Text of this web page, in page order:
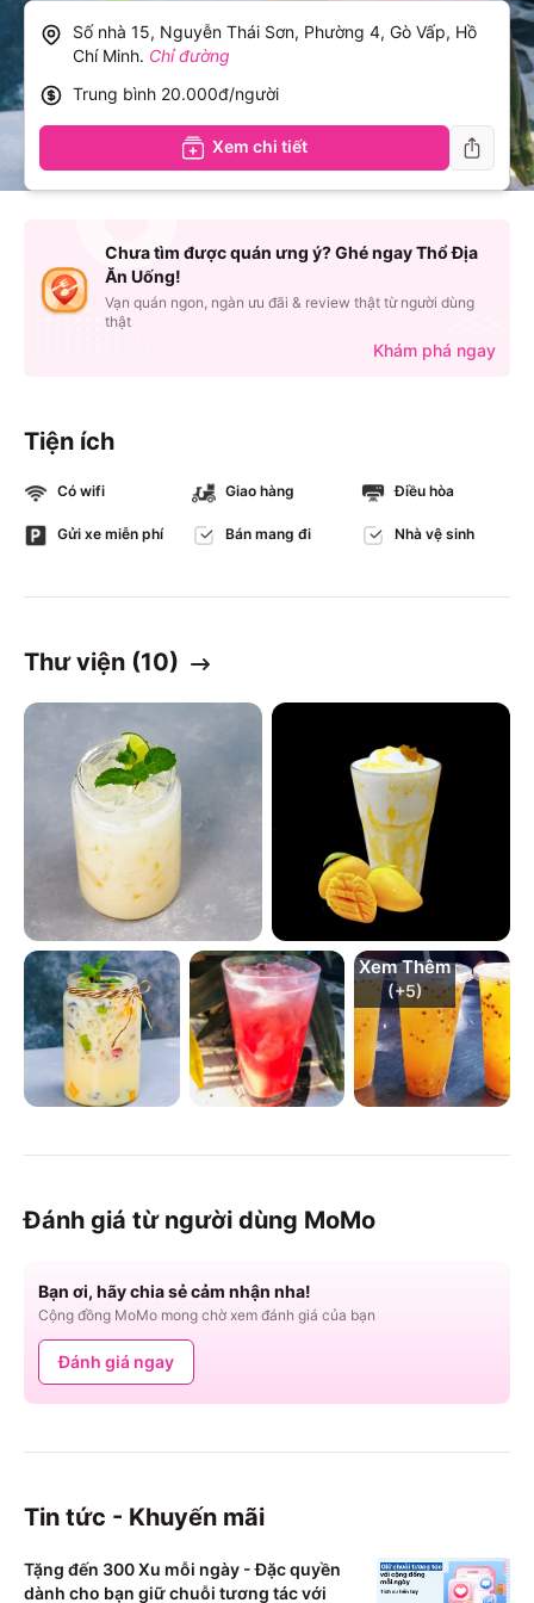
Tiện ích
Có wifi Giao hàng Điều hòa
Gửi xe miễn phí Bán mang đi Nhà vệ sinh
Thư viện (10)
Xem Thêm
(+5)
Đánh giá từ người dùng MoMo
Bạn ơi, hãy chia sẻ cảm nhận nha!
Cộng đồng MoMo mong chờ xem đánh giá của bạn
Đánh giá ngay
Tin tức - Khuyến mãi
Tặng đến 300 Xu mỗi ngày - Đặc quyền
dành cho bạn giữ chuỗi tương tác với
Số nhà 15, Nguyễn Thái Sơn, Phường 4, Gò Vấp, Hồ
Chí Minh. Chỉ đường
Trung bình 20.000đ/người
Xem chi tiết
Chưa tìm được quán ưng ý? Ghé ngay Thổ Địa
Ăn Uống!
Vạn quán ngon, ngàn ưu đãi & review thật từ người dùng
thật
Khám phá ngay